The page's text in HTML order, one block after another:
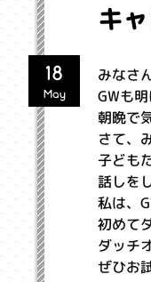
キ
18
May
みなさ
GWも
朝晩で
さて、
子ども
話しを
私は、
初めて
ダッチ
ぜひお